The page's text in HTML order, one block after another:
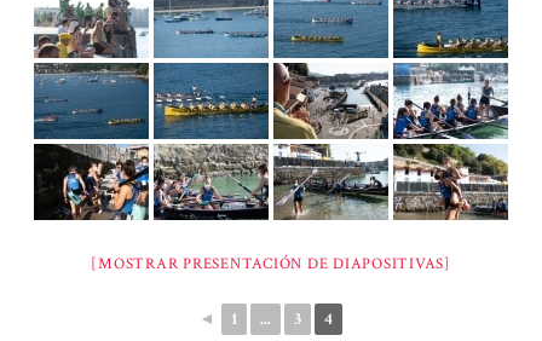
[MOSTRAR PRESENTACIÓN DE DIAPOSITIVAS]
◄ 1 ... 3 4